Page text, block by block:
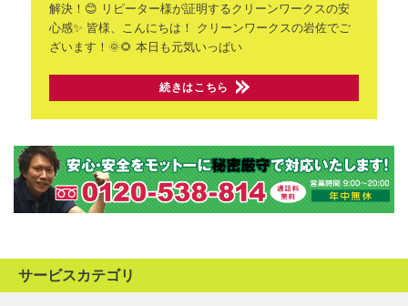
解決！😊 リピーター様が証明するクリーンワークスの安
心感✨ 皆様、こんにちは！
クリーンワークスの岩佐でご
ざいます！🌞🌻 本日も元気いっぱい
続きはこちら
サービスカテゴリ